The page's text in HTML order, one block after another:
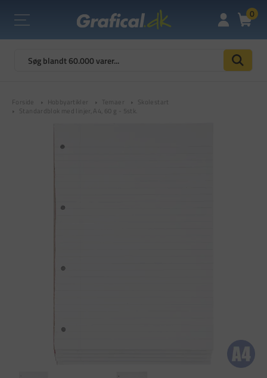
0
Forside Hobbyartikler Temaer
Skolestart
Standardblok med linjer, A4, 60 g - 5stk.